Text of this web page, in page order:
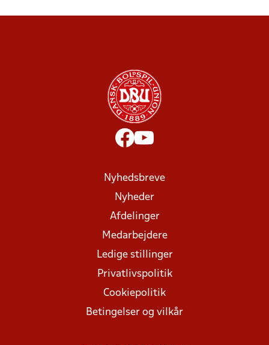
Nyhedsbreve
Nyheder
Afdelinger
Medarbejdere
Ledige stillinger
Privatlivspolitik
Cookiepolitik
Betingelser og vilkår